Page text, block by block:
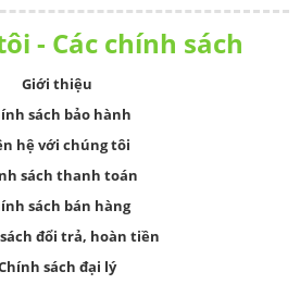
- Các chính sách
Giới thiệu
sách bảo hành
hệ với chúng tôi
sách thanh toán
sách bán hàng
đổi trả, hoàn tiền
sách đại lý